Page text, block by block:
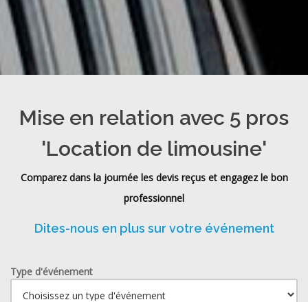
Mise en relation avec 5 pros
'Location de limousine'
Comparez dans la journée les devis reçus et engagez le bon
professionnel
Dites-nous en plus sur votre événement
Type d'événement